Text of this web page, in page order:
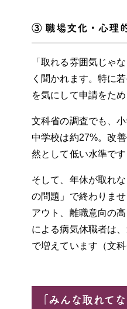
③ 職場文化・心理
「取れる雰囲気じゃ
く聞かれます。特に
を気にして申請をため
文科省の調査でも、
中学校は約27%。改
然として低い水準です
そして、年休が取れ
の問題」で終わりま
アウト、離職意向の
による病気休職者は
で増えています（文
「みんな取れて